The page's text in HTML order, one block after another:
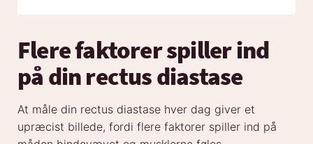
Flere faktorer spiller ind
på din rectus diastase
At måle din rectus diastase hver dag giver et
upræcist billede, fordi flere faktorer spiller ind på